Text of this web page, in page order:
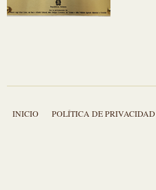
INICIO POLÍTICA DE PRIVACIDAD